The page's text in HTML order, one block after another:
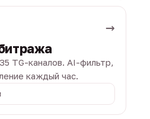
→
TG-каналов. AI-фильтр,
каждый час.